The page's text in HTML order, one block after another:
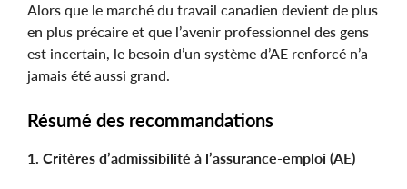
Alors que le marché du travail canadien devient de plus
en plus précaire et que l’avenir professionnel des gens
est incertain, le besoin d’un système d’AE renforcé n’a
jamais été aussi grand.
Résumé des recommandations
1. Critères d’admissibilité à l’assurance-emploi (AE)